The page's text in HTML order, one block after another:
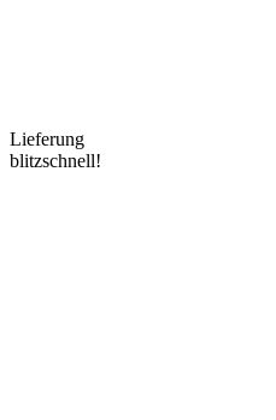
Lieferung
blitzschnell!